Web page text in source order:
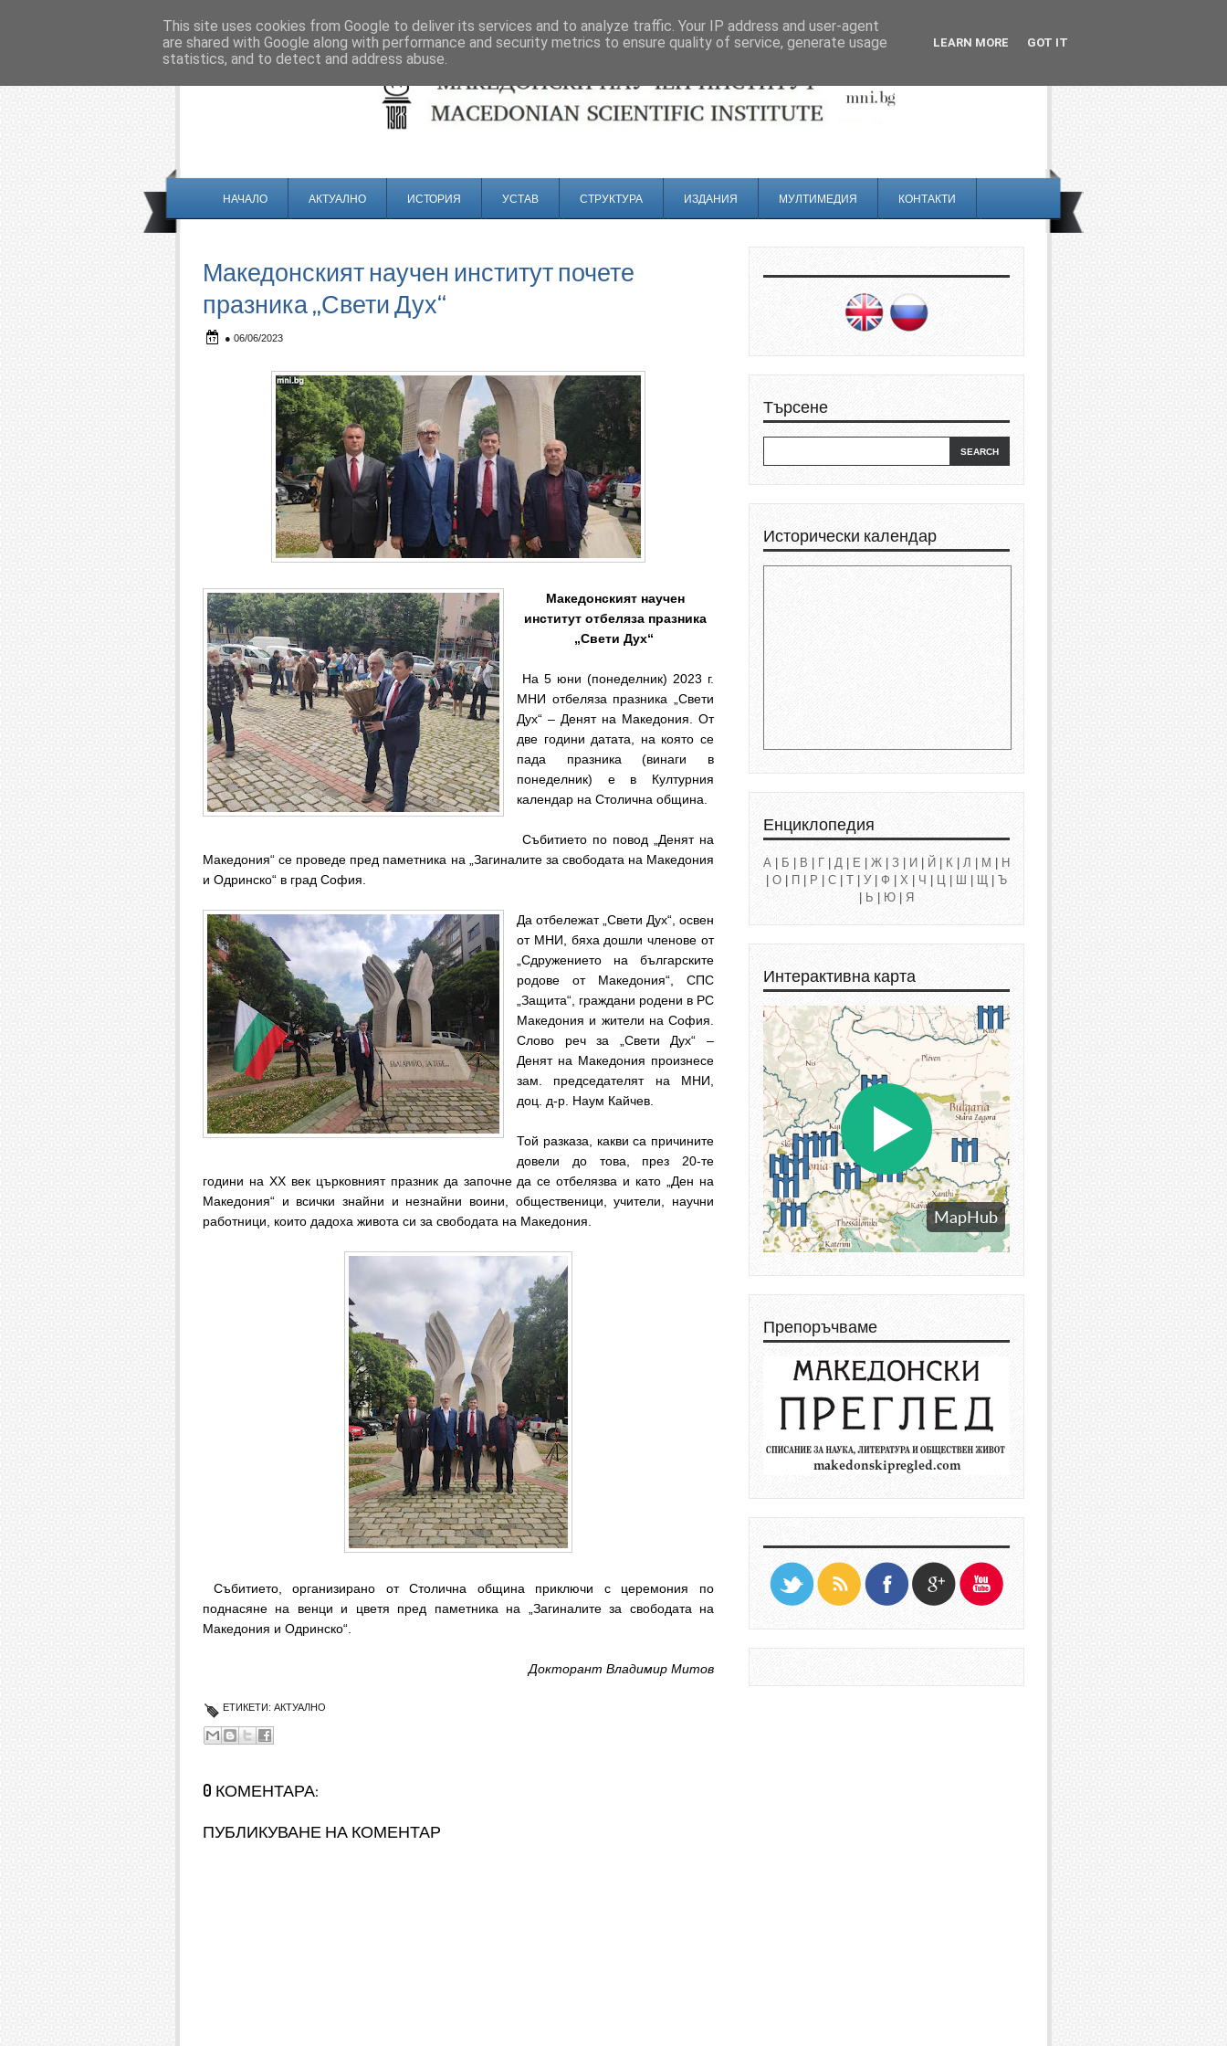
НАЧАЛО АКТУАЛНО ИСТОРИЯ УСТАВ СТРУКТУРА ИЗДАНИЯ МУЛТИМЕДИЯ КОНТАКТИ
Македонският научен институт почете
празника „Свети Дух“
● 06/06/2023
Македонският научен
институт отбеляза празника
„Свети Дух“
На 5 юни (понеделник) 2023 г.
МНИ отбеляза празника „Свети
Дух“ – Денят на Македония. От
две години датата, на която се
пада празника (винаги в
понеделник) е в Културния
календар на Столична община.
Събитието по повод „Денят на
Македония“ се проведе пред паметника на „Загиналите за свободата на Македония
и Одринско“ в град София.
Да отбележат „Свети Дух“, освен
от МНИ, бяха дошли членове от
„Сдружението на българските
родове от Македония“, СПС
„Защита“, граждани родени в РС
Македония и жители на София.
Слово реч за „Свети Дух“ –
Денят на Македония произнесе
зам. председателят на МНИ,
доц. д-р. Наум Кайчев.
Той разказа, какви са причините
довели до това, през 20-те
години на XX век църковният празник да започне да се отбелязва и като „Ден на
Македония“ и всички знайни и незнайни воини, общественици, учители, научни
работници, които дадоха живота си за свободата на Македония.
Събитието, организирано от Столична община приключи с церемония по
поднасяне на венци и цветя пред паметника на „Загиналите за свободата на
Македония и Одринско“.
Докторант Владимир Митов
ЕТИКЕТИ: АКТУАЛНО
0 КОМЕНТАРА:
ПУБЛИКУВАНЕ НА КОМЕНТАР
Търсене
Исторически календар
Енциклопедия
А Б В Г Д Е Ж З И Й К Л М
Н
О П Р С Т У Ф Х Ч Ц Ш Щ
Ъ
Ь Ю Я
Интерактивна карта
Препоръчваме
This site uses cookies from Google to deliver its services and to analyze traffic. Your IP address and user-agent
are shared with Google along with performance and security metrics to ensure quality of service, generate usage
statistics, and to detect and address abuse.
LEARN MORE GOT IT